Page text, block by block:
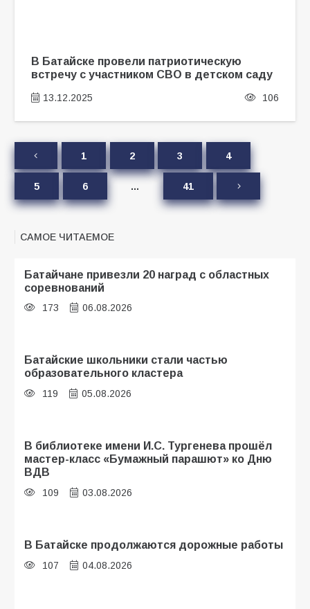
В Батайске провели патриотическую
встречу с участником СВО в детском саду
13.12.2025 106
1 2 3 4
5 6 … 41
САМОЕ ЧИТАЕМОЕ
Батайчане привезли 20 наград с областных
соревнований
173 06.08.2026
Батайские школьники стали частью
образовательного кластера
119 05.08.2026
В библиотеке имени И.С. Тургенева прошёл
мастер-класс «Бумажный парашют» ко Дню
ВДВ
109 03.08.2026
В Батайске продолжаются дорожные работы
107 04.08.2026